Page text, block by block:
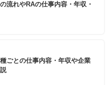
流れやRAの仕事内容・年収・
ごとの仕事内容・年収や企業